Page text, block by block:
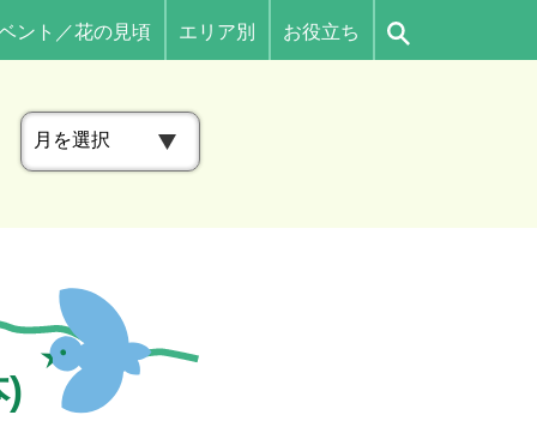
ント／花の見頃 エリア別 お役立ち
ア
ー
ブ
)